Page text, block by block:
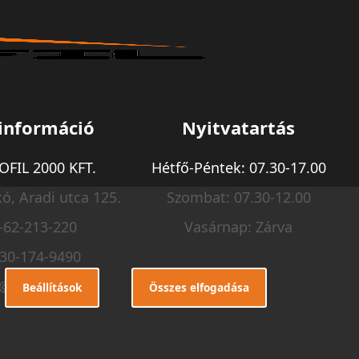
2000 KFT.
Aradi utca 125.
62-213-220
174-9490
profil.hu
Nyitvatartás
Hétfő-Péntek: 07.30-17.00
Szombat: 07.30-12.00
Vasárnap: Zárva
Beállítások Összes elfogadása